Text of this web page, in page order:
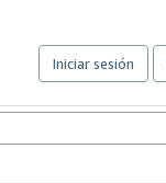
Iniciar sesión